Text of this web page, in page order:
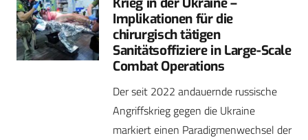
Implikationen für die
chirurgisch tätigen
Sanitätsoffiziere in Large-Scale
Combat Operations
Der seit 2022 andauernde russische
Angriffskrieg gegen die Ukraine
markiert einen Paradigmenwechsel der